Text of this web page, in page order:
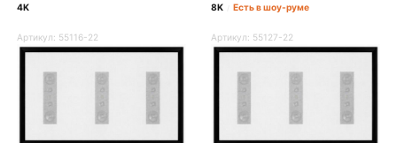
4K
Артикул: 55116-22
8K Есть в шоу-руме
Артикул: 55127-22